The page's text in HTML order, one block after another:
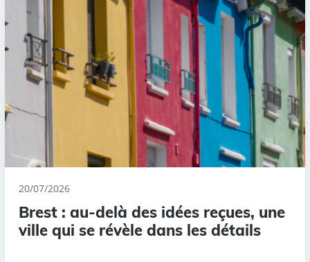
20/07/2026
Brest : au-delà des idées reçues, une
ville qui se révèle dans les détails